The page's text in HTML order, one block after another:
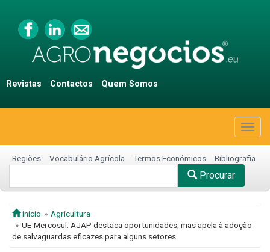
Revistas Contactos Quem Somos
Regiões Vocabulário Agrícola Termos Económicos Bibliografia
Procurar
início
Agricultura
UE-Mercosul: AJAP destaca oportunidades, mas apela à adoção
de salvaguardas eficazes para alguns setores